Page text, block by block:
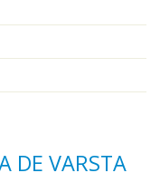
DE VARSTA